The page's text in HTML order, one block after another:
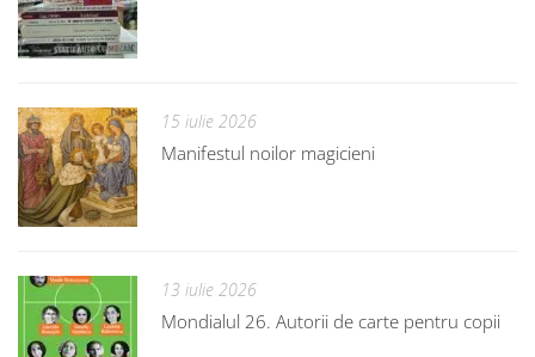
15 iulie 2026
Manifestul noilor magicieni
13 iulie 2026
Mondialul 26. Autorii de carte pentru copii